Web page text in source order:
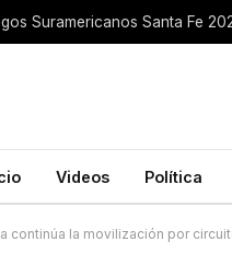
Suramericanos Santa Fe
Videos Política
continúa la movilización por